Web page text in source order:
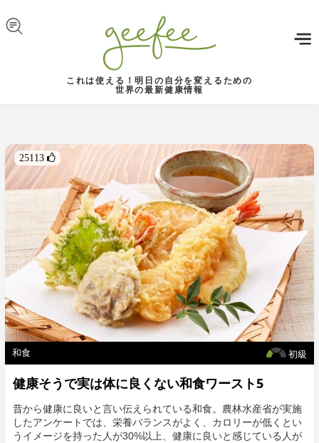
これは使える！明日の自分を変えるための
世界の最新健康情報
25113 
初級
和食
健康そうで実は体に良くない和食ワースト5
昔から健康に良いと言い伝えられている和食。農林水産省が実施
したアンケートでは、栄養バランスがよく、カロリーが低くとい
うイメージを持った人が30%以上、健康に良いと感じている人が